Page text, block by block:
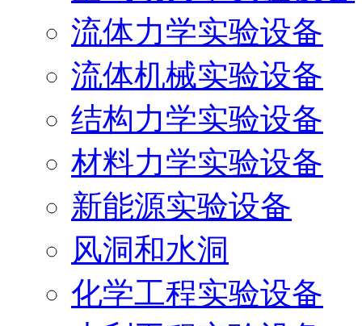
流体力学实验设备
流体机械实验设备
结构力学实验设备
材料力学实验设备
新能源实验设备
风洞和水洞
化学工程实验设备